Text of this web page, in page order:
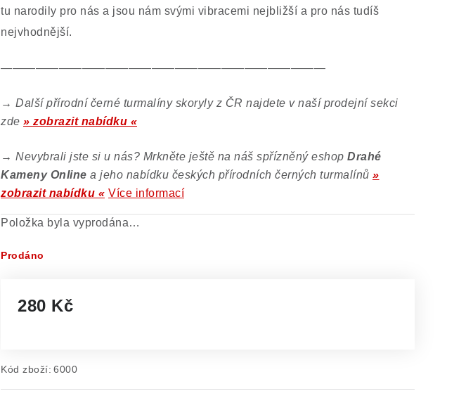
tu narodily pro nás a jsou nám svými vibracemi nejbližší a pro nás tudíš
nejvhodnější.
————————————————————————————
→ Další přírodní černé turmalíny skoryly z ČR najdete v naší prodejní sekci
zde » zobrazit nabídku «
→ Nevybrali jste si u nás? Mrkněte ještě na náš spřízněný eshop Drahé
Kameny Online a jeho nabídku českých přírodních černých turmalínů »
zobrazit nabídku « Více informací
Položka byla vyprodána…
Prodáno
280 Kč
Kód zboží: 6000